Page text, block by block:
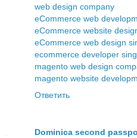
web design company
eCommerce web
eCommerce website
eCommerce web design
ecommerce developer
magento web design
magento website
Ответить
Dominica second